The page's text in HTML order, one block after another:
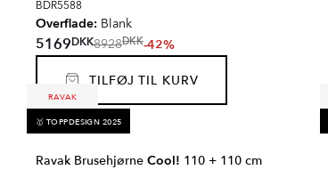
BDR5588
Overflade: Blank
5169DKK8928DKK-42%
TILFØJ TIL KURV
RAVAK
🥇 TOPPDESIGN 2025
Ravak Brusehjørne Cool! 110 + 110 cm